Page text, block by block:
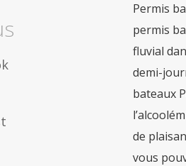
Permis
permis
fluvial
demi-
bateaux
de
vous